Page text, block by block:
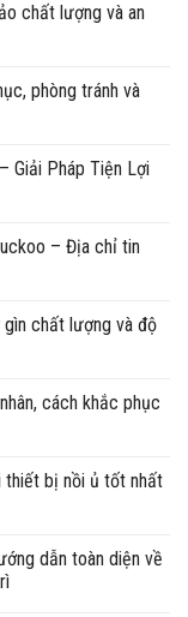
chất lượng và an
phòng tránh và
Giải Pháp Tiện Lợi
– Địa chỉ tin
chất lượng và độ
cách khắc phục
thiết bị nồi ủ tốt nhất
dẫn toàn diện về